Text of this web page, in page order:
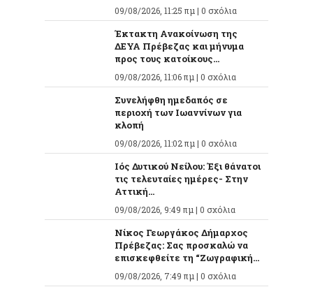
09/08/2026, 11:25 πμ | 0 σχόλια
Έκτακτη Ανακοίνωση της
ΔΕΥΑ Πρέβεζας και μήνυμα
προς τους κατοίκους...
09/08/2026, 11:06 πμ | 0 σχόλια
Συνελήφθη ημεδαπός σε
περιοχή των Ιωαννίνων για
κλοπή
09/08/2026, 11:02 πμ | 0 σχόλια
Ιός Δυτικού Νείλου: Έξι θάνατοι
τις τελευταίες ημέρες- Στην
Αττική...
09/08/2026, 9:49 πμ | 0 σχόλια
Νίκος Γεωργάκος Δήμαρχος
Πρέβεζας: Σας προσκαλώ να
επισκεφθείτε τη “Ζωγραφική...
09/08/2026, 7:49 πμ | 0 σχόλια